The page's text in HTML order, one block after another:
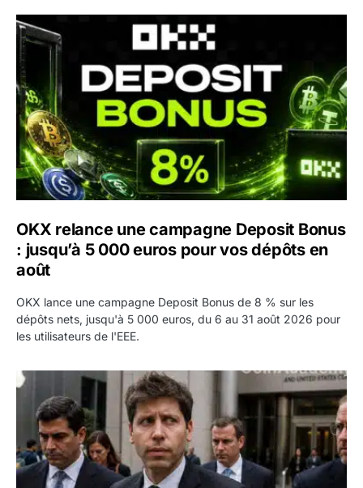
OKX relance une campagne Deposit Bonus : jusqu’à 5
OKX relance une campagne Deposit Bonus
: jusqu’à 5 000 euros pour vos dépôts en
août
OKX lance une campagne Deposit Bonus de 8 % sur les
dépôts nets, jusqu'à 5 000 euros, du 6 au 31 août 2026 pour
les utilisateurs de l'EEE.
OpenAI demande le rejet de la plainte d’Apple et